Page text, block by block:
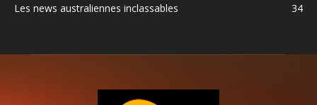
Les news australiennes inclassables
34